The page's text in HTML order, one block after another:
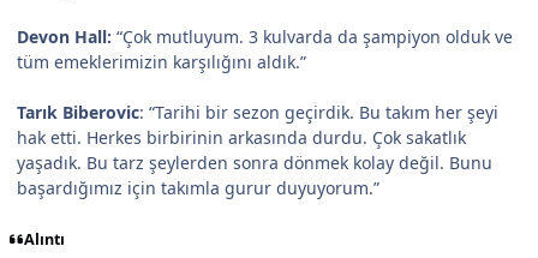
Devon Hall: “Çok mutluyum. 3 kulvarda da şampiyon olduk ve
tüm emeklerimizin karşılığını aldık.”
Tarık Biberovic: “Tarihi bir sezon geçirdik. Bu takım her şeyi
hak etti. Herkes birbirinin arkasında durdu. Çok sakatlık
yaşadık. Bu tarz şeylerden sonra dönmek kolay değil. Bunu
başardığımız için takımla gurur duyuyorum.”
Alıntı